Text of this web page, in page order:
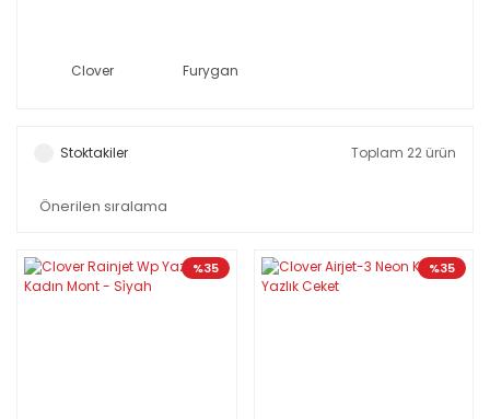
Clover Furygan
Stoktakiler Toplam 22 ürün
%35 %35